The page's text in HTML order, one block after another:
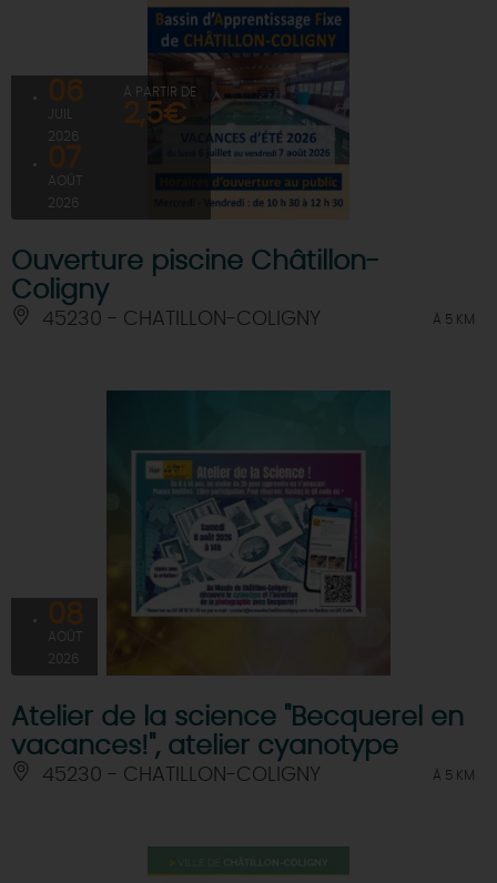
06
2026
07
AOÛT
2026
À PARTIR DE
2,5€
Ouverture piscine Châtillon-
Coligny
45230 - CHATILLON-COLIGNY À 5 KM
08
AOÛT
2026
Atelier de la science "Becquerel en
vacances!", atelier cyanotype
45230 - CHATILLON-COLIGNY À 5 KM